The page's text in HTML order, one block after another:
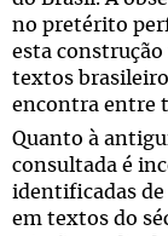
no pretérito
esta
textos
encontra entre
Quanto à
consultada é
identificadas
em textos do